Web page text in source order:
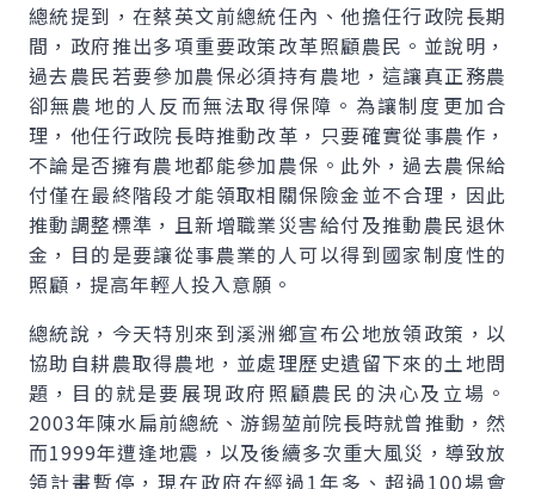
總統提到，在蔡英文前總統任內、他擔任行政院長期
間，政府推出多項重要政策改革照顧農民。並說明，
過去農民若要參加農保必須持有農地，這讓真正務農
卻無農地的人反而無法取得保障。為讓制度更加合
理，他任行政院長時推動改革，只要確實從事農作，
不論是否擁有農地都能參加農保。此外，過去農保給
付僅在最終階段才能領取相關保險金並不合理，因此
推動調整標準，且新增職業災害給付及推動農民退休
金，目的是要讓從事農業的人可以得到國家制度性的
照顧，提高年輕人投入意願。
總統說，今天特別來到溪洲鄉宣布公地放領政策，以
協助自耕農取得農地，並處理歷史遺留下來的土地問
題，目的就是要展現政府照顧農民的決心及立場。
2003年陳水扁前總統、游錫堃前院長時就曾推動，然
而1999年遭逢地震，以及後續多次重大風災，導致放
領計畫暫停，現在政府在經過1年多、超過100場會